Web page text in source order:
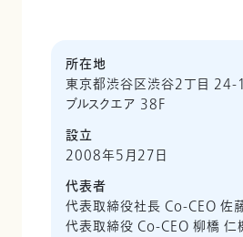
所在地
東京都渋谷区渋谷2丁目 24-
ブルスクエア 38F
設立
2008年5月27日
代表者
代表取締役社長 Co-CEO 佐
代表取締役 Co-CEO 柳橋 仁